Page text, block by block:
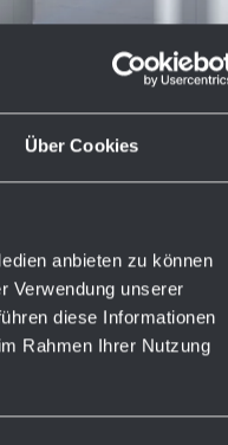
Über Cookies
anbieten zu können
Verwendung unserer
diese Informationen
Rahmen Ihrer Nutzung